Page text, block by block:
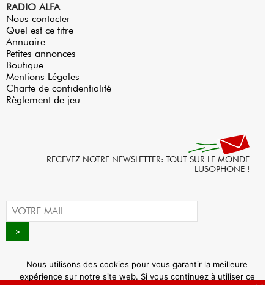
RADIO ALFA
Nous contacter
Quel est ce titre
Annuaire
Petites annonces
Boutique
Mentions Légales
Charte de confidentialité
Règlement de jeu
RECEVEZ NOTRE NEWSLETTER: TOUT SUR LE MONDE
LUSOPHONE !
Nous utilisons des cookies pour vous garantir la meilleure
expérience sur notre site web. Si vous continuez à utiliser ce